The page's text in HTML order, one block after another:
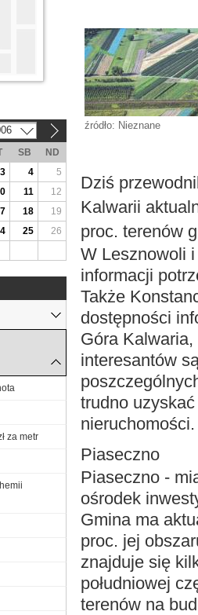
źródło: Nieznane
Dziś
Kalwarii
proc. terenów
W Lesznowoli
informacji
Także
dostępności
Góra
interesantów
trudno
nieruchomości.
Piaseczno
Piaseczno -
ośrodek
Gmina ma
proc. jej
znajduje się
południowej
terenów na
SB
ND
3 4
5
11
12
18
19
25
26
za metr